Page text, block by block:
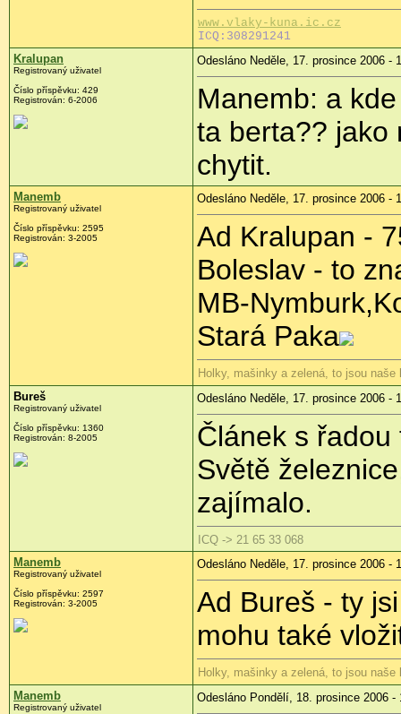
www.vlaky-kuna.ic.cz
ICQ:308291241
Kralupan
Registrovaný uživatel
Číslo příspěvku: 429
Registrován: 6-2006
Odesláno Neděle, 17. prosince 2006 -
Manemb: a
ta berta?? jako
chytit.
Manemb
Registrovaný uživatel
Číslo příspěvku: 2595
Registrován: 3-2005
Odesláno Neděle, 17. prosince 2006 -
Ad Kralupan -
Boleslav - to
MB-
Stará Paka
Holky, mašinky a zelená, to jsou naše
Bureš
Registrovaný uživatel
Číslo příspěvku: 1360
Registrován: 8-2005
Odesláno Neděle, 17. prosince 2006 -
Článek s
Světě
zajímalo.
ICQ -> 21 65 33 068
Manemb
Registrovaný uživatel
Číslo příspěvku: 2597
Registrován: 3-2005
Odesláno Neděle, 17. prosince 2006 -
Ad Bureš - ty
mohu také
Holky, mašinky a zelená, to jsou naše
Manemb
Registrovaný uživatel
Odesláno Pondělí, 18. prosince 2006 -